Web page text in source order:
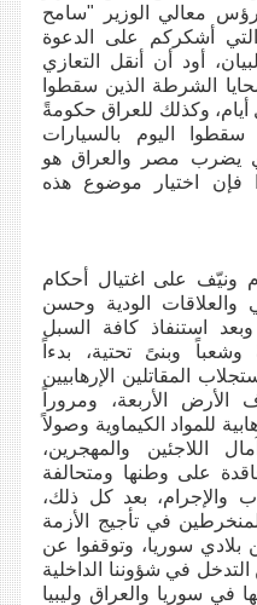
معالي الوزير "سامح
أشكركم على الدعوة
أود أن أنقل التعازي
الشرطة الذين سقطوا
أيام، وكذلك للعراق حكومةً
سقطوا اليوم بالسيارات
يضرب مصر والعراق هو
فإن اختيار موضوع هذه
ونيّف على اغتيال أحكام
والعلاقات الودية وحسن
استنفاذ كافة السبل
وبنىً تحتية، بدءاً
المقاتلين الإرهابيين
الأرض الأربعة، ومروراً
للمواد الكيماوية وصولاً
اللاجئين والمهجرين،
على وطنها ومتحالفة
والإجرام، بعد كل ذلك،
في تأجيج الأزمة
بلادي سوريا، وتوقفوا عن
في شؤوننا الداخلية
في سوريا والعراق وليبيا